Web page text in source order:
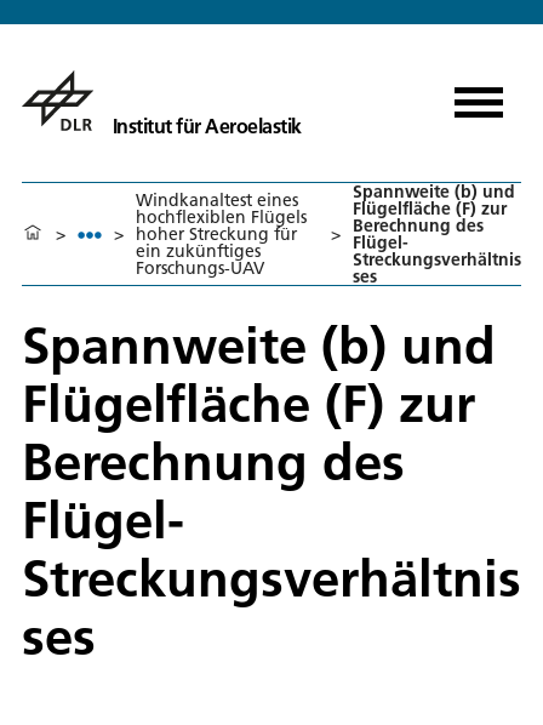
Institut für Aeroelastik
> >
Windkanaltest eines
hochflexiblen Flügels
hoher Streckung für
ein zukünftiges
Forschungs-UAV
>
Spannweite (b) und
Flügelfläche (F) zur
Berechnung des
Flügel-
Streckungsverhältnis
ses
Spannweite (b) und
Flügelfläche (F) zur
Berechnung des
Flügel-
Streckungsverhältnis
ses